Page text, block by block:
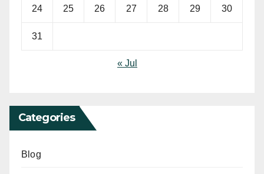
24 25 26 27 28 29 30
31
« Jul
Categories
Blog